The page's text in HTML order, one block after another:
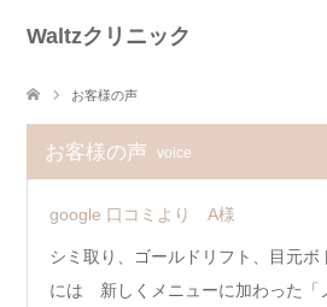
Waltzクリニック
お客様の声
お客様の声 voice
google 口コミより A様
シミ取り、ゴールドリフト、目元
には 新しくメニューに加わった「